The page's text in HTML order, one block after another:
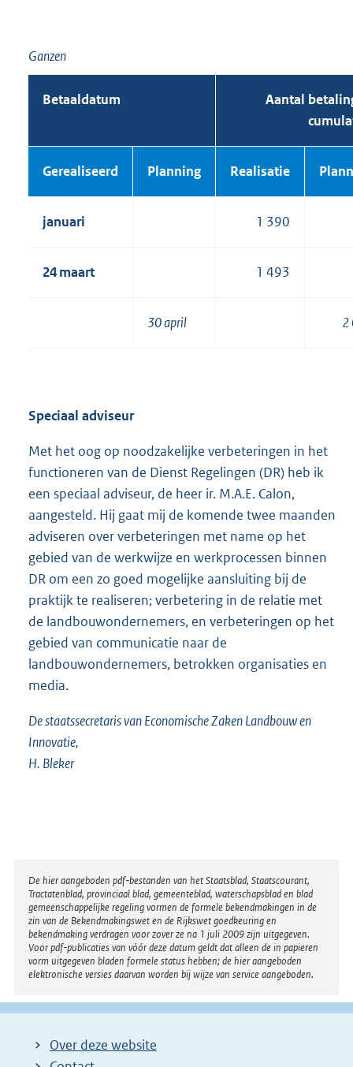
Ganzen
Betaaldatum
Aantal
Gerealiseerd Planning Realisatie
januari 1 390
24 maart 1 493
30 april 2
Speciaal adviseur
Met het oog op noodzakelijke verbeteringen in het
functioneren van de Dienst Regelingen (DR) heb ik
een speciaal adviseur, de heer ir. M.A.E. Calon,
aangesteld. Hij gaat mij de komende twee maanden
adviseren over verbeteringen met name op het
gebied van de werkwijze en werkprocessen binnen
DR om een zo goed mogelijke aansluiting bij de
praktijk te realiseren; verbetering in de relatie met
de landbouwondernemers, en verbeteringen op het
gebied van communicatie naar de
landbouwondernemers, betrokken organisaties en
media.
De staatssecretaris van Economische Zaken Landbouw en
Innovatie,
H. Bleker
Disclaimer
De hier aangeboden pdf-bestanden van het Staatsblad, Staatscourant,
Tractatenblad, provinciaal blad, gemeenteblad, waterschapsblad en blad
gemeenschappelijke regeling vormen de formele bekendmakingen in de
zin van de Bekendmakingswet en de Rijkswet goedkeuring en
bekendmaking verdragen voor zover ze na 1 juli 2009 zijn uitgegeven.
Voor pdf-publicaties van vóór deze datum geldt dat alleen de in papieren
vorm uitgegeven bladen formele status hebben; de hier aangeboden
elektronische versies daarvan worden bij wijze van service aangeboden.
Over deze website